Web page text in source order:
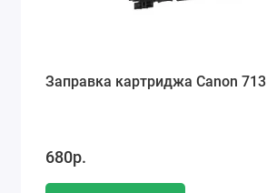
Заправка картриджа Canon 713
680р.